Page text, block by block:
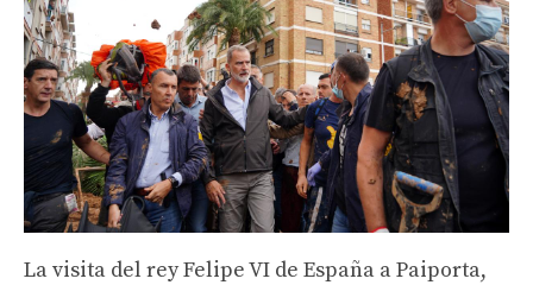
La visita del rey Felipe VI de España a Paiporta,